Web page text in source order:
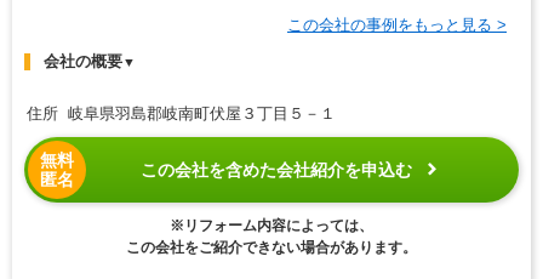
この会社の事例をもっと見る >
会社の概要▼
住所 岐阜県羽島郡岐南町伏屋３丁目５－１
無料
匿名
この会社を含めた会社紹介を申込む
※リフォーム内容によっては、
この会社をご紹介できない場合があります。